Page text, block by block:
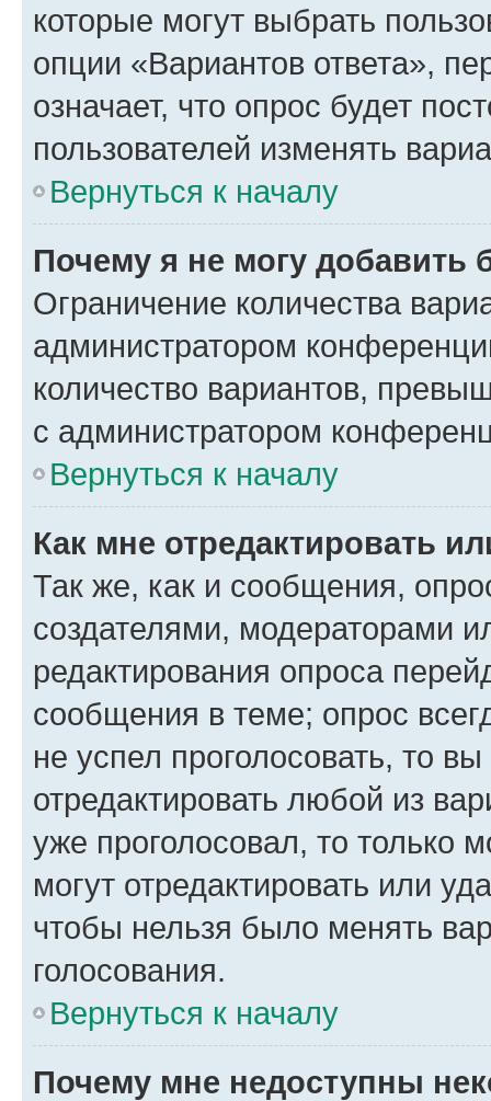
которые могут выбрать
опции «Вариантов ответа»,
означает, что опрос будет
пользователей изменять
Вернуться к началу
Почему я не могу добавить
Ограничение количества
администратором
количество вариантов,
с администратором
Вернуться к началу
Как мне отредактировать
Так же, как и сообщения,
создателями, модераторами
редактирования опроса
сообщения в теме; опрос
не успел проголосовать, то
отредактировать любой из
уже проголосовал, то только
могут отредактировать или
чтобы нельзя было менять
голосования.
Вернуться к началу
Почему мне недоступны